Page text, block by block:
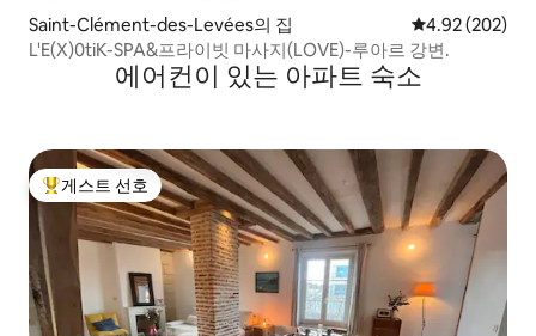
Saint-Clément-des-Levées의 집 평점 4.92점(5
4.92 (202)
L'E(X)0tiK-SPA&프라이빗 마사지(LOVE)-루아르 강변.
에어컨이 있는 아파트 숙소
상위 게스트 선호
게스트 선호